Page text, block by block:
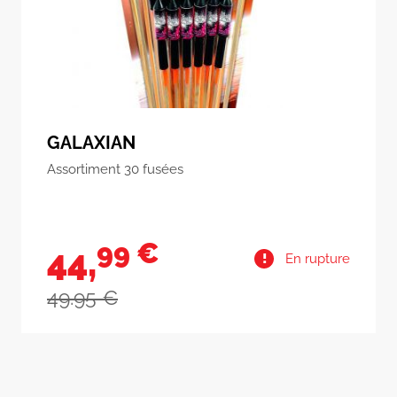
MANIA
30 fusées
FAMILY
Assortiment
Assortiment
13,